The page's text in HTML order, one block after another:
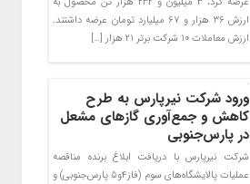
ارزش ۳۶ هزار و ۶۷ میلیارد تومان عرضه داشتند.
ارزش معاملات ۱۰ شرکت برتر ۲۱ هزار […]
ورود شرکت نیرپارس به طرح
کاهش و جمع‌آوری گازهای مشعل
در پارس‌جنوبی
شرکت نیرپارس با دریافت ابلاغ برنده مناقصه
عملیات پالایشگا‌ه‌های سوم (فاز۴و۵ پارس‌جنوبی) و